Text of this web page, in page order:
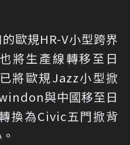
歐規HR-V小型跨界
將生產線轉移至日
將歐規Jazz小型掀
與中國移至日
換為Civic五門掀背